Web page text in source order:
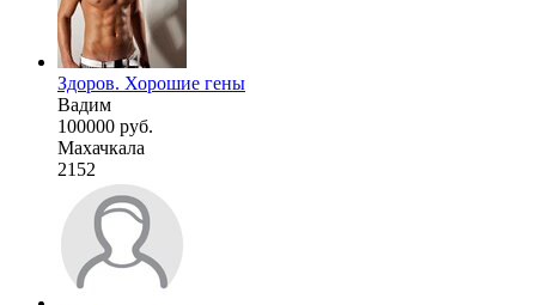
Здоров. Хорошие гены
Вадим
100000 руб.
Махачкала
2152